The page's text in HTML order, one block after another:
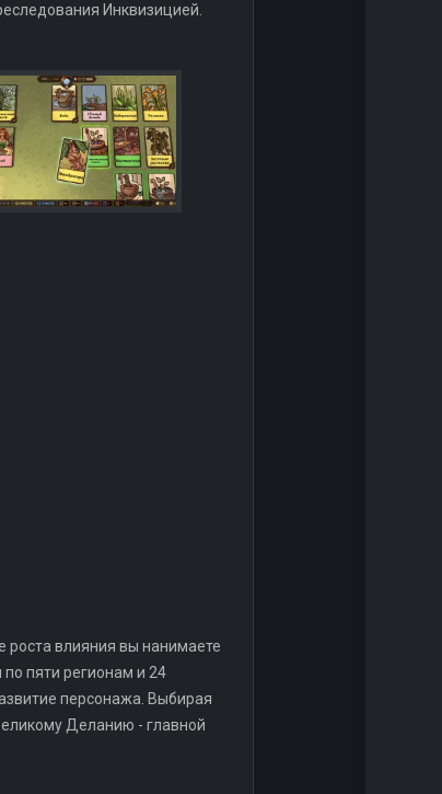
Инквизицией.
роста влияния вы нанимаете
пяти регионам и 24
персонажа. Выбирая
Деланию - главной